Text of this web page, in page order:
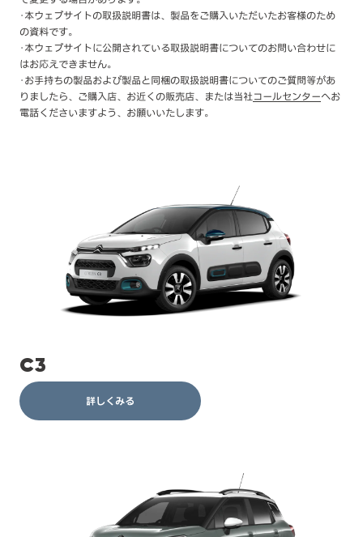
･本ウェブサイトの取扱説明書は、製品をご購入いただいたお客様のため
の資料です。
･本ウェブサイトに公開されている取扱説明書についてのお問い合わせに
はお応えできません。
･お手持ちの製品および製品と同梱の取扱説明書についてのご質問等があ
りましたら、ご購入店、お近くの販売店、または当社コールセンターへお
電話くださいますよう、お願いいたします。
C3
詳しくみる